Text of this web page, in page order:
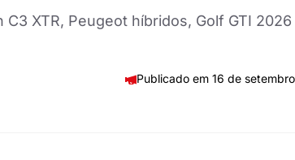
XTR, Peugeot híbridos, Golf GTI
16 de